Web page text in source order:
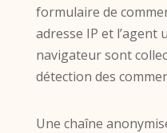
formulaire de
adresse IP et
navigateur sont
détection des
Une chaîne